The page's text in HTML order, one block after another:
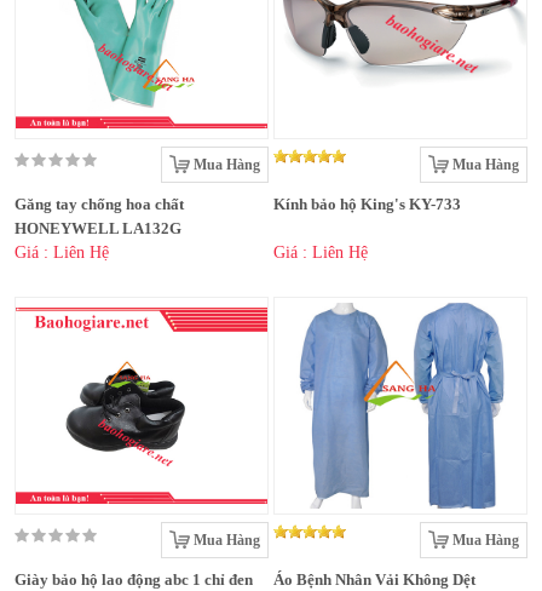
Mua Hàng
Găng tay chống hoa chất
HONEYWELL LA132G
Giá : Liên Hệ
Mua Hàng
Kính bảo hộ King's KY-733
Giá : Liên Hệ
Mua Hàng
Giày bảo hộ lao động abc 1 chỉ đen
Mua Hàng
Áo Bệnh Nhân Vải Không Dệt